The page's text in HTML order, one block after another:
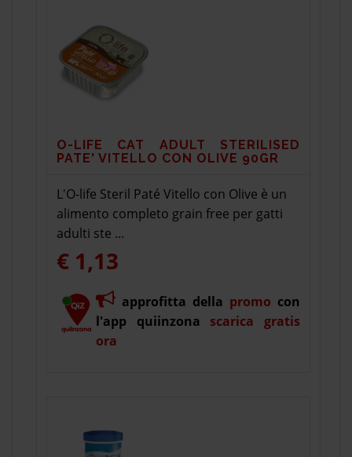
O-LIFE CAT ADULT STERILISED
PATE' VITELLO CON OLIVE 90GR
L'O-life Steril Paté Vitello con Olive è un
alimento completo grain free per gatti
adulti ste ...
€ 1,13
approfitta della promo con
l'app quiinzona scarica gratis
ora